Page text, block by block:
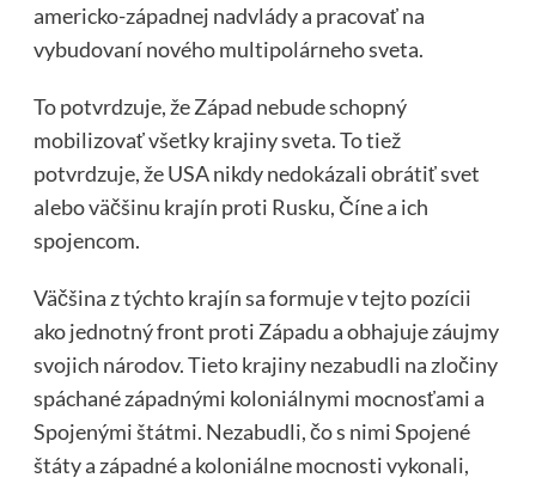
americko-západnej nadvlády a pracovať na
vybudovaní nového multipolárneho sveta.
To potvrdzuje, že Západ nebude schopný
mobilizovať všetky krajiny sveta. To tiež
potvrdzuje, že USA nikdy nedokázali obrátiť svet
alebo väčšinu krajín proti Rusku, Číne a ich
spojencom.
Väčšina z týchto krajín sa formuje v tejto pozícii
ako jednotný front proti Západu a obhajuje záujmy
svojich národov. Tieto krajiny nezabudli na zločiny
spáchané západnými koloniálnymi mocnosťami a
Spojenými štátmi. Nezabudli, čo s nimi Spojené
štáty a západné a koloniálne mocnosti vykonali,